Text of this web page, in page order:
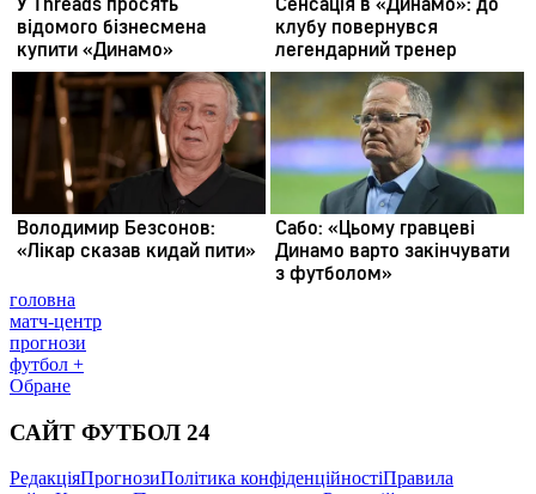
головна
матч-центр
прогнози
футбол +
Обране
САЙТ ФУТБОЛ 24
РедакціяПрогнозиПолітика конфіденційностіПравила